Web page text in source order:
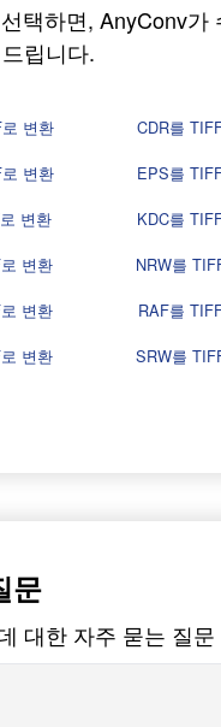
택하면, AnyConv가
립니다.
변환 CDR를
변환 EPS를
변환 KDC를
변환 NRW를
변환 RAF를
변환 SRW를
문
대한 자주 묻는 질문